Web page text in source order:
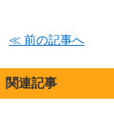
≪ 前の記事へ
関連記事